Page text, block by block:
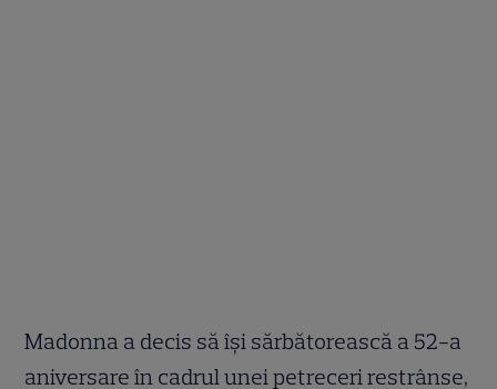
Madonna a decis să îşi sărbătorească a 52-a
aniversare în cadrul unei petreceri restrânse,